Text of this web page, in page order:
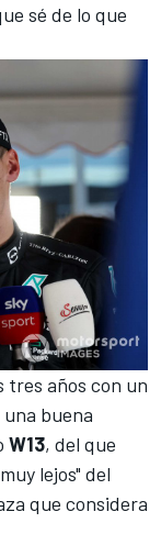
sé de lo que
tres años con un
buena
W13, del que
lejos" del
que considera